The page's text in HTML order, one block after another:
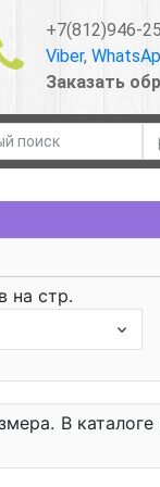
+7(812)946-
Viber,
Заказать
на стр.
В